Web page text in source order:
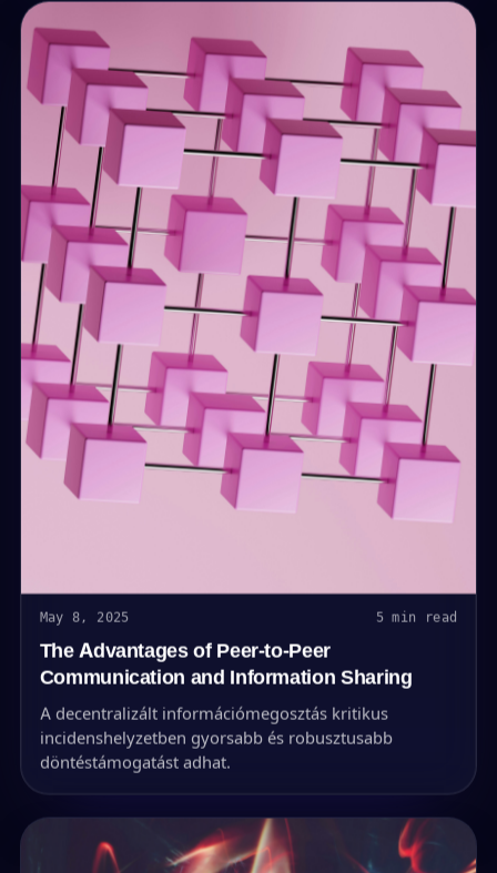
May 8, 2025 5 min read
The Advantages of Peer-to-Peer
Communication and Information Sharing
A decentralizált információmegosztás kritikus
incidenshelyzetben gyorsabb és robusztusabb
döntéstámogatást adhat.